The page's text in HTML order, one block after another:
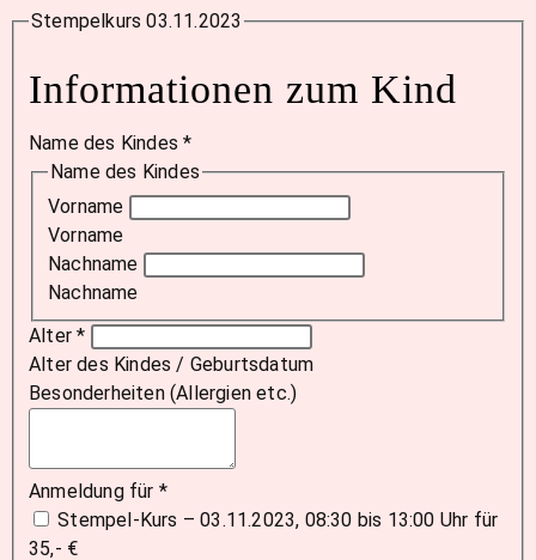
Stempelkurs 03.11.2023
Informationen zum Kind
Name des Kindes*
Name des Kindes
Vorname
Vorname
Nachname
Nachname
Alter*
Alter des Kindes / Geburtsdatum
Besonderheiten (Allergien etc.)
Anmeldung für *
Stempel-Kurs – 03.11.2023, 08:30 bis 13:00 Uhr für
35,- €